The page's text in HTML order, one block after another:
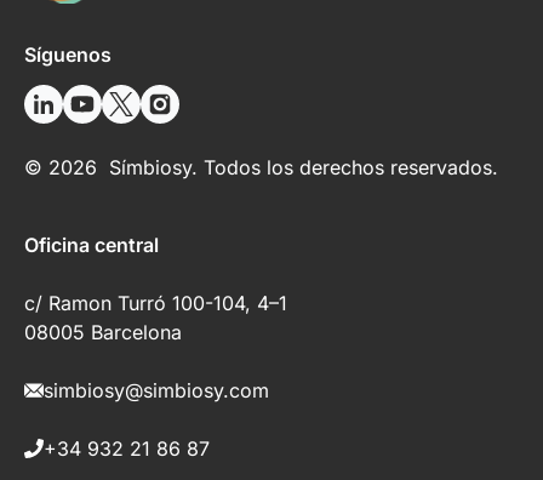
Síguenos
© 2026 Símbiosy. Todos los derechos reservados.
Oficina central
c/ Ramon Turró 100-104, 4–1
08005 Barcelona
simbiosy@simbiosy.com
+34 932 21 86 87